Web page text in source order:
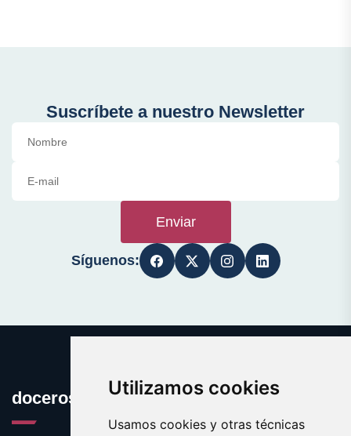
Utilizamos cookies
Usamos cookies y otras técnicas
Suscríbete a nuestro Newsletter
Enviar
Síguenos:
docerosas.com